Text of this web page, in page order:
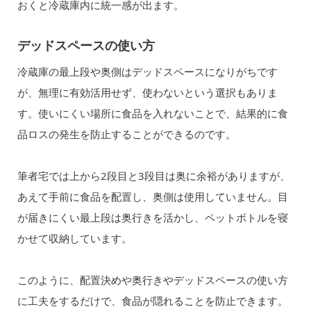
おくと冷蔵庫内に統一感が出ます。
デッドスペースの使い方
冷蔵庫の最上段や奥側はデッドスペースになりがちです
が、無理に有効活用せず、使わないという選択もありま
す。使いにくい場所に食品を入れないことで、結果的に食
品ロスの発生を防止することができるのです。
筆者宅では上から2段目と3段目は奥に余裕がありますが、
あえて手前に食品を配置し、奥側は使用していません。目
が届きにくい最上段は奥行きを活かし、ペットボトルを寝
かせて収納しています。
このように、配置決めや奥行きやデッドスペースの使い方
に工夫をするだけで、食品が隠れることを防止できます。